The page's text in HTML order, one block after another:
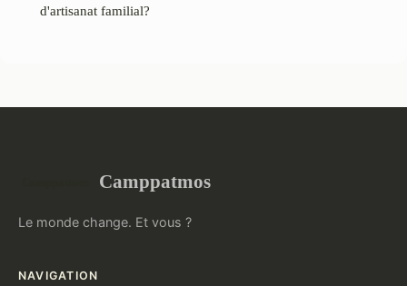
d'artisanat familial?
Camppatmos
Le monde change. Et vous ?
NAVIGATION